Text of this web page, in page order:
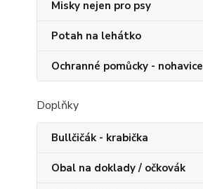
Misky nejen pro psy
Potah na lehátko
Ochranné pomůcky - nohavice
Doplňky
Bullčičák - krabička
Obal na doklady / očkovák